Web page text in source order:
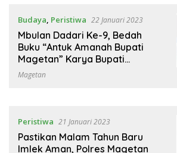
Budaya, Peristiwa 22 Januari 2023
Mbulan Dadari Ke-9, Bedah
Buku “Antuk Amanah Bupati
Magetan” Karya Bupati
Suprawoto
Magetan
Peristiwa 21 Januari 2023
Pastikan Malam Tahun Baru
Imlek Aman, Polres Magetan